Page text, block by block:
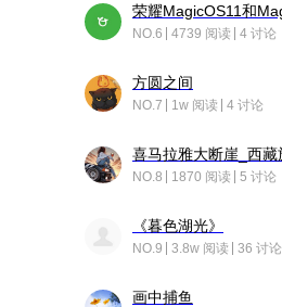
NO.6 4739 阅读 4 讨论
方圆之间
NO.7 1w 阅读 4 讨论
NO.8 1870 阅读 5 讨论
《暮色湖光》
NO.9 3.8w 阅读 36 讨论
画中捕鱼